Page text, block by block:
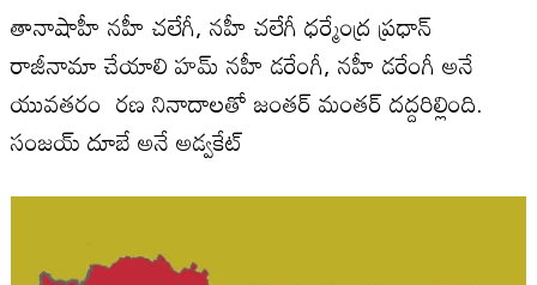
తానాషాహీ నహీ చలేగీ, నహీ చలేగీ ధర్మేంద్ర ప్రధాన్
రాజీనామా చేయాలి హమ్ నహీ డరేంగీ, నహీ డరేంగీ అనే
యువతరం రణ నినాదాలతో జంతర్ మంతర్ దద్దరిల్లింది.
సంజయ్ దూబే అనే అడ్వకేట్